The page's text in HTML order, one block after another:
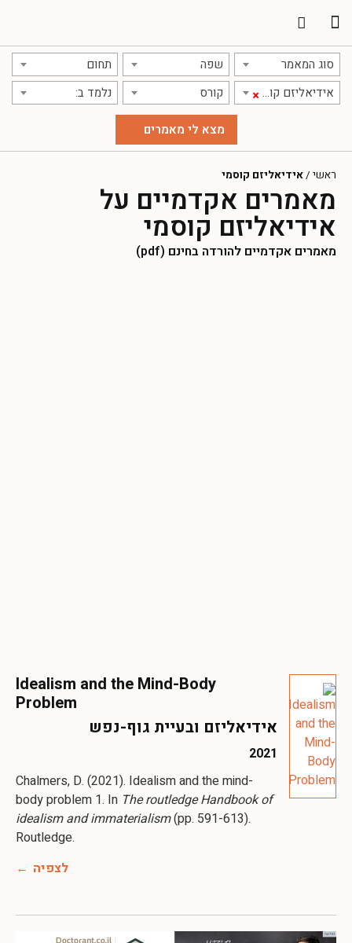
סוג המאמר שפה תחום
× אידיאליזם קוסמי קורס נלמד ב:
ראשי /אידיאליזם קוסמי
מאמרים אקדמיים על
אידיאליזם קוסמי
מאמרים אקדמיים להורדה בחינם (pdf)
Idealism and the Mind-Body
Problem
אידיאליזם ובעיית גוף-נפש
2021
Chalmers, D. (2021). Idealism and the mind-
body problem 1. In The routledge Handbook of
idealism and immaterialism(pp. 591-613).
Routledge.
לצפיה